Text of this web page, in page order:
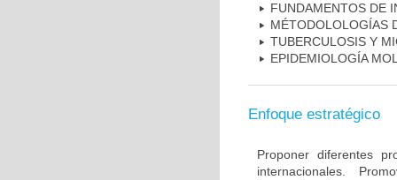
FUNDAMENTOS DE
MÉTODOLOLOGÍAS
TUBERCULOSIS Y
EPIDEMIOLOGÍA
Enfoque estratégico
Proponer diferentes
internacionales.